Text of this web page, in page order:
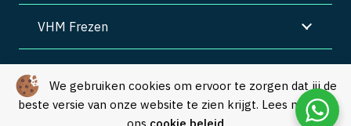
We gebruiken cookies om ervoor te zorgen dat jij de
beste versie van onze website te zien krijgt. Lees meer in
VHM Frezen
Algemene voorwaarden | Privacy